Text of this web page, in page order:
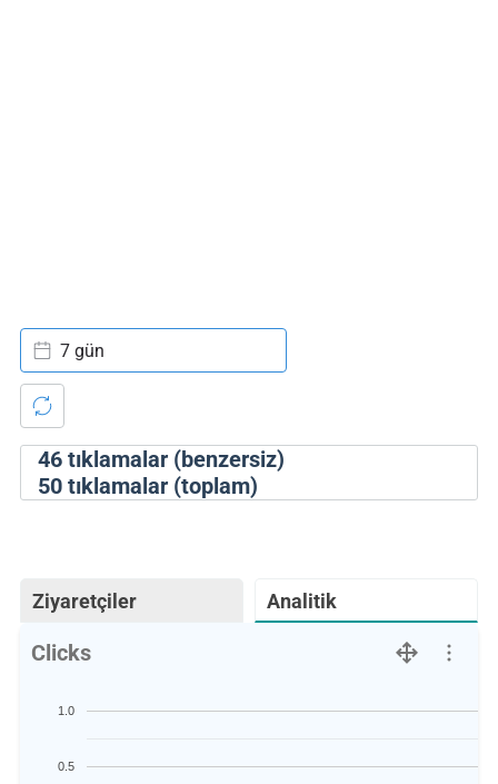
46tıklamalar (benzersiz)
50tıklamalar (toplam)
7 gün
Ziyaretçiler Analitik
Clicks
0.5
1.0